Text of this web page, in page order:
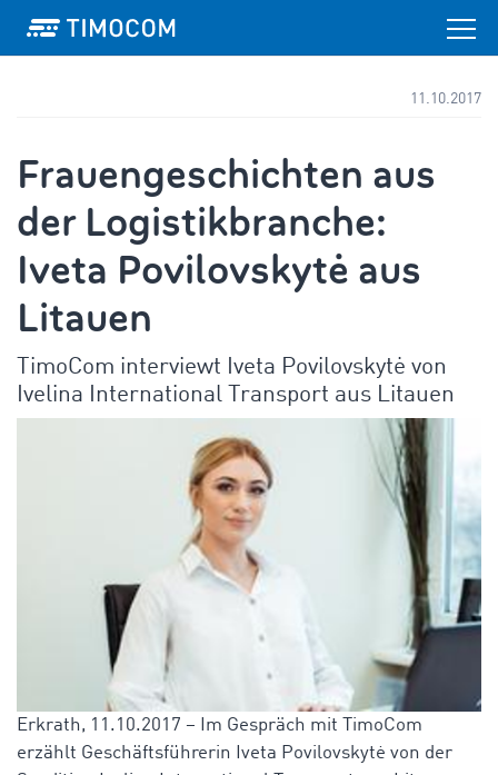
11.10.2017
Frauengeschichten aus
der Logistikbranche:
Iveta Povilovskytė aus
Litauen
TimoCom interviewt Iveta Povilovskytė von
Ivelina International Transport aus Litauen
Erkrath, 11.10.2017 – Im Gespräch mit TimoCom
erzählt Geschäftsführerin Iveta Povilovskytė von der